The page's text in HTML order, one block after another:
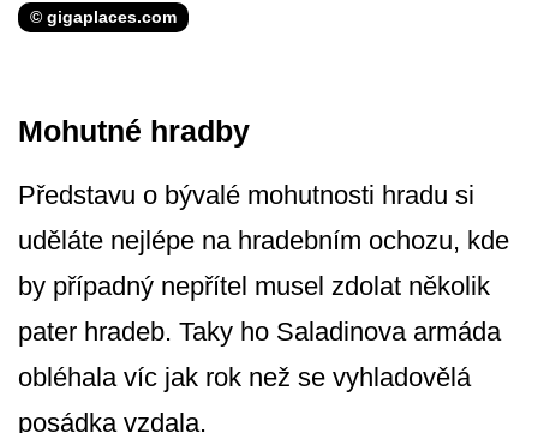
© gigaplaces.com
Mohutné hradby
Představu o bývalé mohutnosti hradu si
uděláte nejlépe na hradebním ochozu, kde
by případný nepřítel musel zdolat několik
pater hradeb. Taky ho Saladinova armáda
obléhala víc jak rok než se vyhladovělá
posádka vzdala.